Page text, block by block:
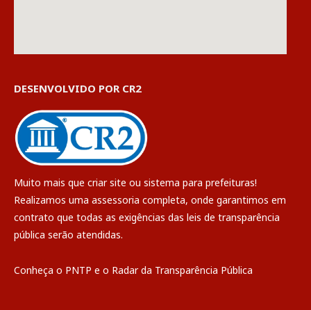
DESENVOLVIDO POR CR2
Muito mais que criar site ou sistema para prefeituras!
Realizamos uma assessoria completa, onde garantimos em
contrato que todas as exigências das leis de transparência
pública serão atendidas.
Conheça o PNTP e o Radar da Transparência Pública